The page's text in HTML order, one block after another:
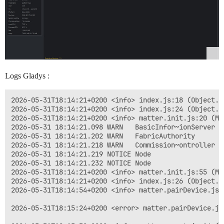
Logs Gladys :
2026-05-31T18:14:21+0200 <info> index.js:18
2026-05-31T18:14:21+0200 <info> index.js:24
2026-05-31T18:14:21+0200 <info>
2026-05-31 18:14:21.098 WARN
2026-05-31 18:14:21.202 WARN   FabricAuthority
2026-05-31 18:14:21.218 WARN
2026-05-31 18:14:21.219 NOTICE Node
2026-05-31 18:14:21.232 NOTICE Node
2026-05-31T18:14:21+0200 <info> matter.init.js:55
2026-05-31T18:14:21+0200 <info> index.js:26
2026-05-31T18:14:54+0200 <info>
2026-05-31T18:15:24+0200 <error>